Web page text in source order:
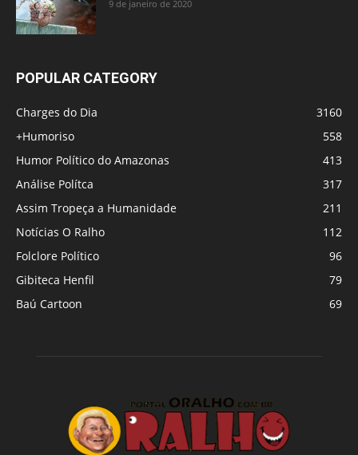
9 de janeiro de 2020
POPULAR CATEGORY
Charges do Dia
3160
+Humoriso
558
Humor Político do Amazonas
413
Análise Polítca
317
Assim Tropeça a Humanidade
211
Notícias O Ralho
112
Folclore Político
96
Gibiteca Henfil
79
Baú Cartoon
69